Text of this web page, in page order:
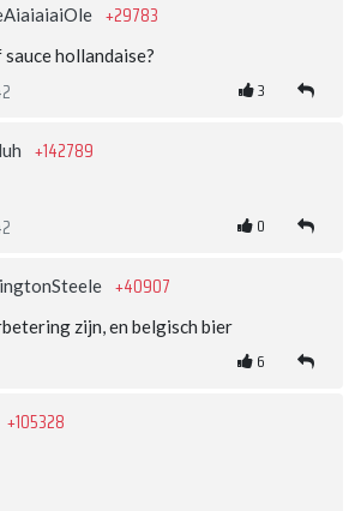
+29783
hollandaise?
3
+142789
0
+40907
zijn, en belgisch bier
6
+105328